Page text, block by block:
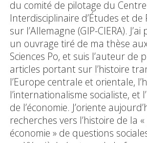
du comité de pilotage du Centre
Interdisciplinaire d’Études et de
sur l’Allemagne (GIP-CIERA).
un ouvrage tiré de ma thèse
Sciences Po, et suis l’auteur de
articles portant sur l’histoire
l’Europe centrale et orientale,
l’internationalisme socialiste, et
de l’économie. J’oriente
recherches vers l’histoire de la «
économie » de questions